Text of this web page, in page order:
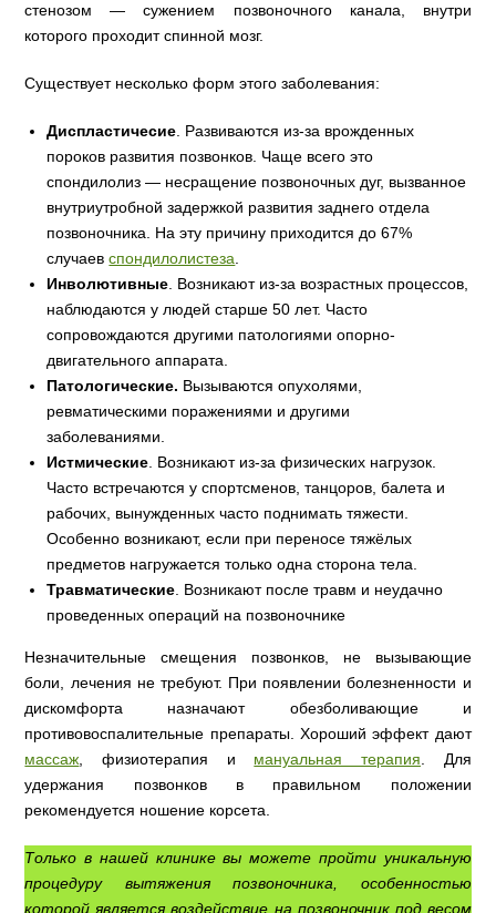
стенозом — сужением позвоночного канала, внутри
которого проходит спинной мозг.
Существует несколько форм этого заболевания:
Диспластичесие. Развиваются из-за врожденных
пороков развития позвонков. Чаще всего это
спондилолиз — несращение позвоночных дуг, вызванное
внутриутробной задержкой развития заднего отдела
позвоночника. На эту причину приходится до 67%
случаевспондилолистеза.
Инволютивные. Возникают из-за возрастных процессов,
наблюдаются у людей старше 50 лет. Часто
сопровождаются другими патологиями опорно-
двигательного аппарата.
Патологические. Вызываются опухолями,
ревматическими поражениями и другими
заболеваниями.
Истмические. Возникают из-за физических нагрузок.
Часто встречаются у спортсменов, танцоров, балета и
рабочих, вынужденных часто поднимать тяжести.
Особенно возникают, если при переносе тяжёлых
предметов нагружается только одна сторона тела.
Травматические. Возникают после травм и неудачно
проведенных операций на позвоночнике
Незначительные смещения позвонков, не вызывающие
боли, лечения не требуют. При появлении болезненности и
дискомфорта назначают обезболивающие и
противовоспалительные препараты. Хороший эффект дают
массаж, физиотерапия и мануальная терапия. Для
удержания позвонков в правильном положении
рекомендуется ношение корсета.
Только в нашей клинике вы можете пройти уникальную
процедуру вытяжения позвоночника, особенностью
которой является воздействие на позвоночник под весом